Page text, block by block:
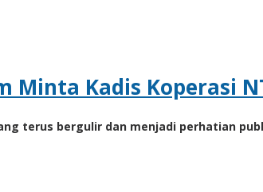
Minta Kadis Koperasi
terus bergulir dan menjadi perhatian